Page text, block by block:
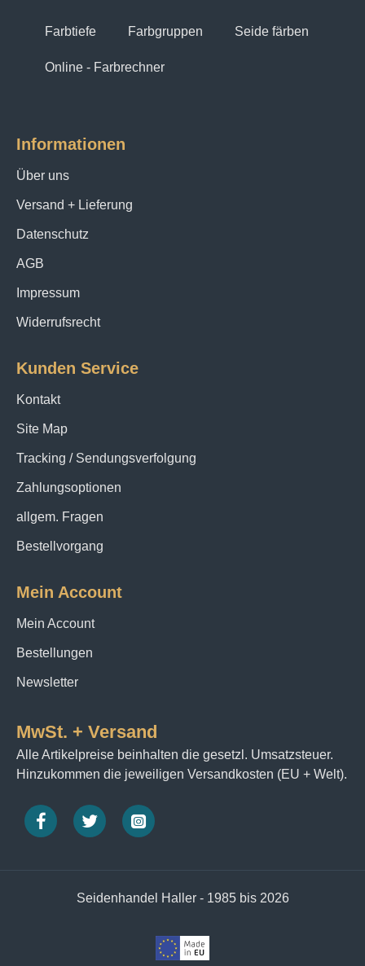
Farbtiefe Farbgruppen Seide färben
Online - Farbrechner
Informationen
Über uns
Versand + Lieferung
Datenschutz
AGB
Impressum
Widerrufsrecht
Kunden Service
Kontakt
Site Map
Tracking / Sendungsverfolgung
Zahlungsoptionen
allgem. Fragen
Bestellvorgang
Mein Account
Mein Account
Bestellungen
Newsletter
MwSt. + Versand
Alle Artikelpreise beinhalten die gesetzl. Umsatzsteuer.
Hinzukommen die jeweiligen Versandkosten (EU + Welt).
Seidenhandel Haller - 1985 bis 2026